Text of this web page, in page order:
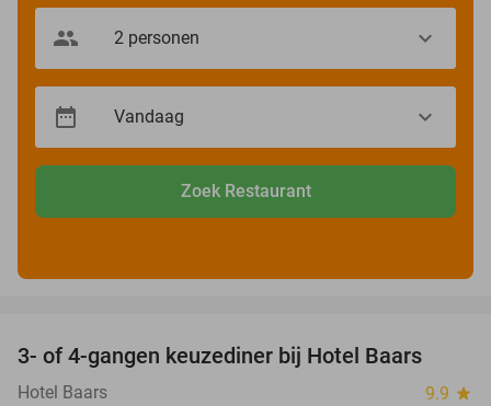
Zoek Restaurant
3- of 4-gangen keuzediner bij Hotel Baars
Hotel Baars 9.9 star